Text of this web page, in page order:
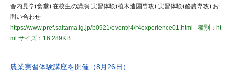
舎内見学(食堂) 在校生の講演 実習体験(植木造園専攻) 実習体験(酪農専攻) お
問い合わせ
https://www.pref.saitama.lg.jp/b0921/event/r4/r4experience01.html
種別：ht
ml サイズ：16.289KB
農業実習体験講座を開催（8月26日）